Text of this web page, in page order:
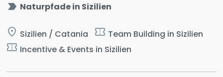
label_important Naturpfade in Sizilien
place Sizilien / Catania confirmation_number Team Building in Sizilien
confirmation_number Incentive & Events in Sizilien